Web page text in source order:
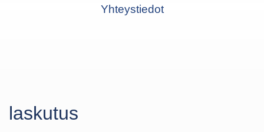
Yhteystiedot
laskutus